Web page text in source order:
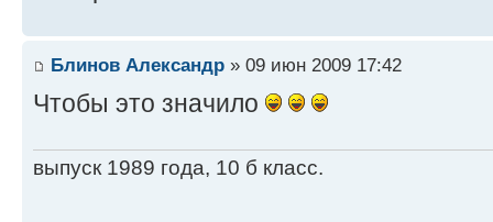
Блинов Александр » 09 июн 2009 17:42
Чтобы это значило
выпуск 1989 года, 10 б класс.